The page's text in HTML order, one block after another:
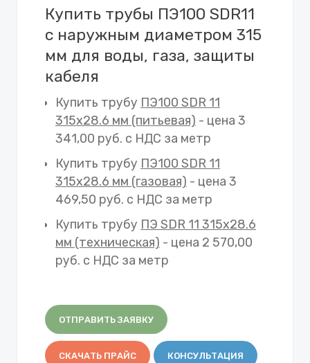
Купить трубы ПЭ100 SDR11
с наружным диаметром 315
мм для воды, газа, защиты
кабеля
Купить трубу ПЭ100 SDR 11
315х28.6 мм (питьевая) - цена 3
341,00 руб. с НДС за метр
Купить трубу ПЭ100 SDR 11
315х28.6 мм (газовая) - цена 3
469,50 руб. с НДС за метр
Купить трубу ПЭ SDR 11 315х28.6
мм (техническая) - цена 2 570,00
руб. с НДС за метр
ОТПРАВИТЬ ЗАЯВКУ
СКАЧАТЬ ПРАЙС КОНСУЛЬТАЦИЯ